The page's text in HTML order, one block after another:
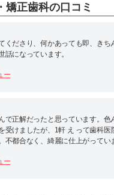
矯正歯科の口コミ
くださり、何かあっても即、きち
話になっています。
ー
で正解だったと思っています。色
受けましたが、1軒 え って歯科医
不都合なく、綺麗に仕上がってい
ー